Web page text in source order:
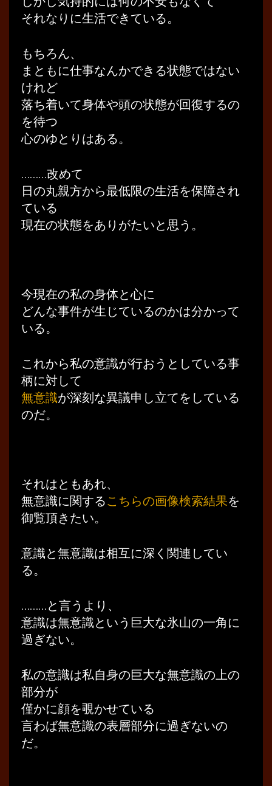
それなりに生活できている。
もちろん、
まともに仕事なんかできる状態ではない
けれど
落ち着いて身体や頭の状態が回復するの
を待つ
心のゆとりはある。
………改めて
日の丸親方から最低限の生活を保障され
ている
現在の状態をありがたいと思う。
今現在の私の身体と心に
どんな事件が生じているのかは分かって
いる。
これから私の意識が行おうとしている事
柄に対して
無意識が深刻な異議申し立てをしている
のだ。
それはともあれ、
無意識に関するこちらの画像検索結果を
御覧頂きたい。
意識と無意識は相互に深く関連してい
る。
………と言うより、
意識は無意識という巨大な氷山の一角に
過ぎない。
私の意識は私自身の巨大な無意識の上の
部分が
僅かに顔を覗かせている
言わば無意識の表層部分に過ぎないの
だ。